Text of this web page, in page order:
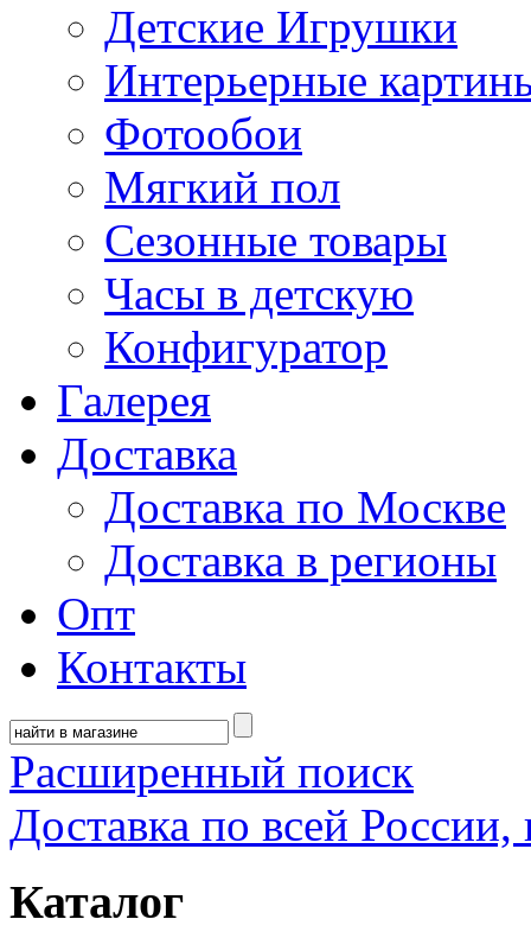
Детские Игрушки
Интерьерные
Фотообои
Мягкий пол
Сезонные товары
Часы в детскую
Конфигуратор
Галерея
Доставка
Доставка по Москве
Доставка в регионы
Опт
Контакты
Расширенный поиск
Доставка по всей России,
Каталог